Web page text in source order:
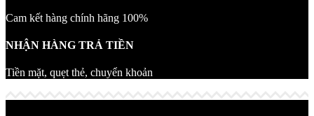
Cam kết hàng chính hãng 100%
NHẬN HÀNG TRẢ TIỀN
Tiền mặt, quẹt thẻ, chuyển khoản